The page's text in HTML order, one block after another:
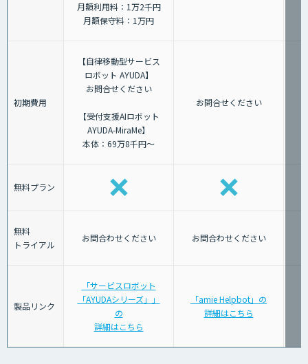
月額利用料：1万2千円
月額保守料：1万円
初期費用
【自律移動型サービス
ロボット AYUDA】
お問合せください
【受付支援AIロボット
AYUDA-MiraMe】
本体：69万8千円～
お問合せください
無料プラン
無料
トライアル
お問合わせください お問合わせください
製品リンク
「サービスロボット
「AYUDAシリーズ」」
の
詳細はこちら
「amie Helpbot」の
詳細はこちら